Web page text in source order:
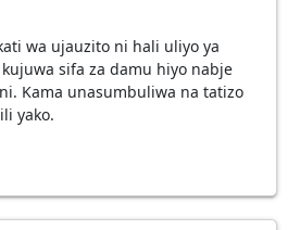
wa ujauzito ni hali uliyo ya
sifa za damu hiyo nabje
Kama unasumbuliwa na tatizo
yako.